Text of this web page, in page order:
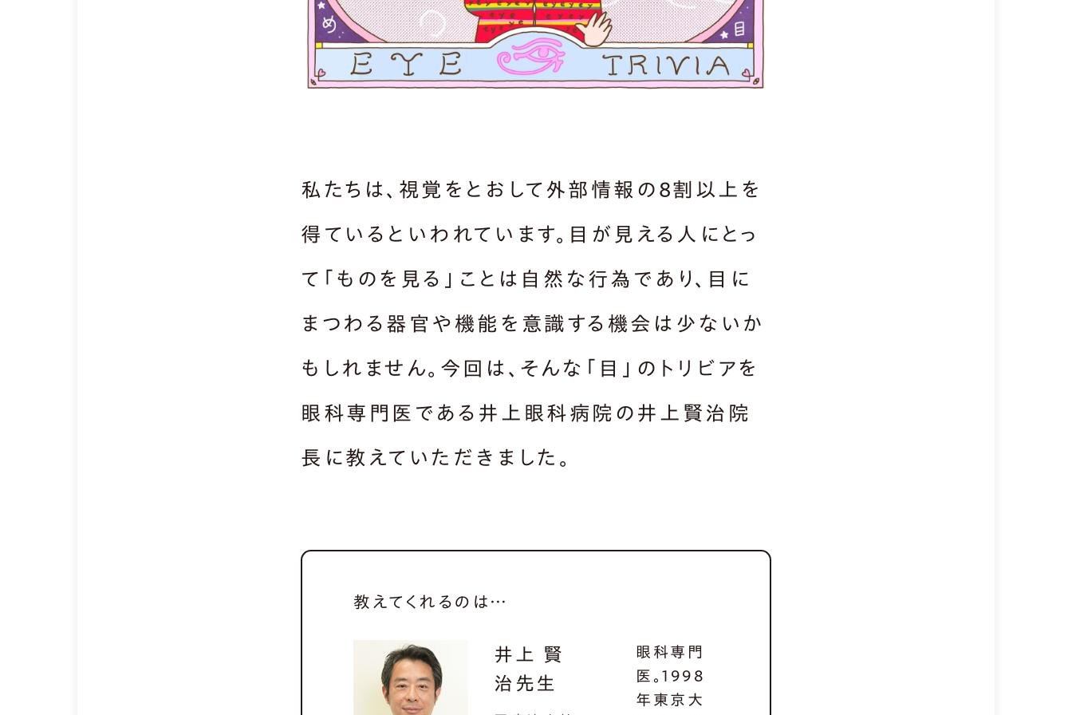
私たちは、視覚をとおして外部情報の8割以上を
得ているといわれています。目が見える人にとっ
て「ものを見る」ことは自然な行為であり、目に
まつわる器官や機能を意識する機会は少ないか
もしれません。今回は、そんな「目」のトリビアを
眼科専門医である井上眼科病院の井上賢治院
長に教えていただきました。
教えてくれるのは…
井上 賢
治先生
眼科専門
医。1998
年東京大